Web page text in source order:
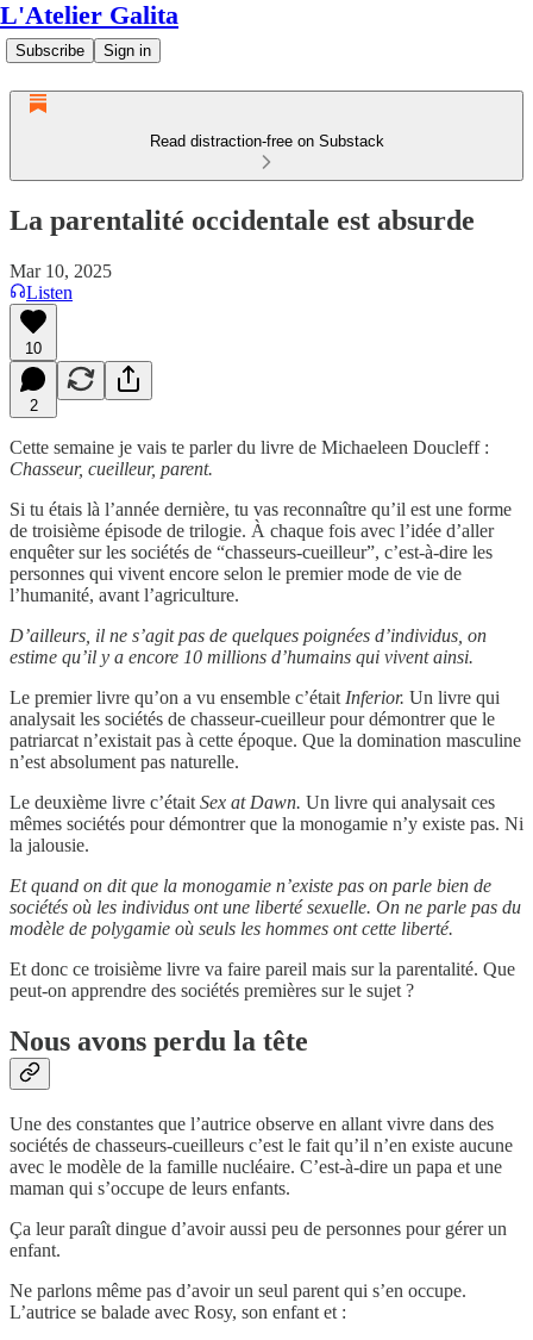
L'Atelier Galita
Subscribe Sign in
Read distraction-free on Substack
La parentalité occidentale est absurde
Mar 10, 2025
Listen
10
2
Cette semaine je vais te parler du livre de Michaeleen Doucleff :
Chasseur, cueilleur, parent.
Si tu étais là l’année dernière, tu vas reconnaître qu’il est une forme
de troisième épisode de trilogie. À chaque fois avec l’idée d’aller
enquêter sur les sociétés de “chasseurs-cueilleur”, c’est-à-dire les
personnes qui vivent encore selon le premier mode de vie de
l’humanité, avant l’agriculture.
D’ailleurs, il ne s’agit pas de quelques poignées d’individus, on
estime qu’il y a encore 10 millions d’humains qui vivent ainsi.
Le premier livre qu’on a vu ensemble c’était Inferior. Un livre qui
analysait les sociétés de chasseur-cueilleur pour démontrer que le
patriarcat n’existait pas à cette époque. Que la domination masculine
n’est absolument pas naturelle.
Le deuxième livre c’était Sex at Dawn. Un livre qui analysait ces
mêmes sociétés pour démontrer que la monogamie n’y existe pas. Ni
la jalousie.
Et quand on dit que la monogamie n’existe pas on parle bien de
sociétés où les individus ont une liberté sexuelle. On ne parle pas du
modèle de polygamie où seuls les hommes ont cette liberté.
Et donc ce troisième livre va faire pareil mais sur la parentalité. Que
peut-on apprendre des sociétés premières sur le sujet ?
Nous avons perdu la tête
Une des constantes que l’autrice observe en allant vivre dans des
sociétés de chasseurs-cueilleurs c’est le fait qu’il n’en existe aucune
avec le modèle de la famille nucléaire. C’est-à-dire un papa et une
maman qui s’occupe de leurs enfants.
Ça leur paraît dingue d’avoir aussi peu de personnes pour gérer un
enfant.
Ne parlons même pas d’avoir un seul parent qui s’en occupe.
L’autrice se balade avec Rosy, son enfant et :